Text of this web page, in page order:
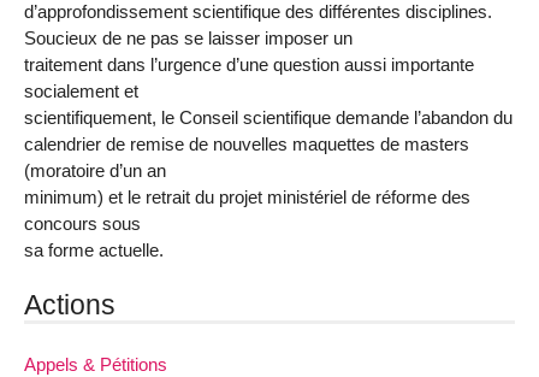
d’approfondissement scientifique des différentes disciplines.
Soucieux de ne pas se laisser imposer un
traitement dans l’urgence d’une question aussi importante
socialement et
scientifiquement, le Conseil scientifique demande l’abandon du
calendrier de remise de nouvelles maquettes de masters
(moratoire d’un an
minimum) et le retrait du projet ministériel de réforme des
concours sous
sa forme actuelle.
Actions
Appels & Pétitions